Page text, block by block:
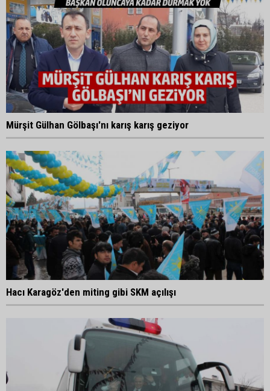
Mürşit Gülhan Gölbaşı'nı karış karış geziyor
Hacı Karagöz'den miting gibi SKM açılışı